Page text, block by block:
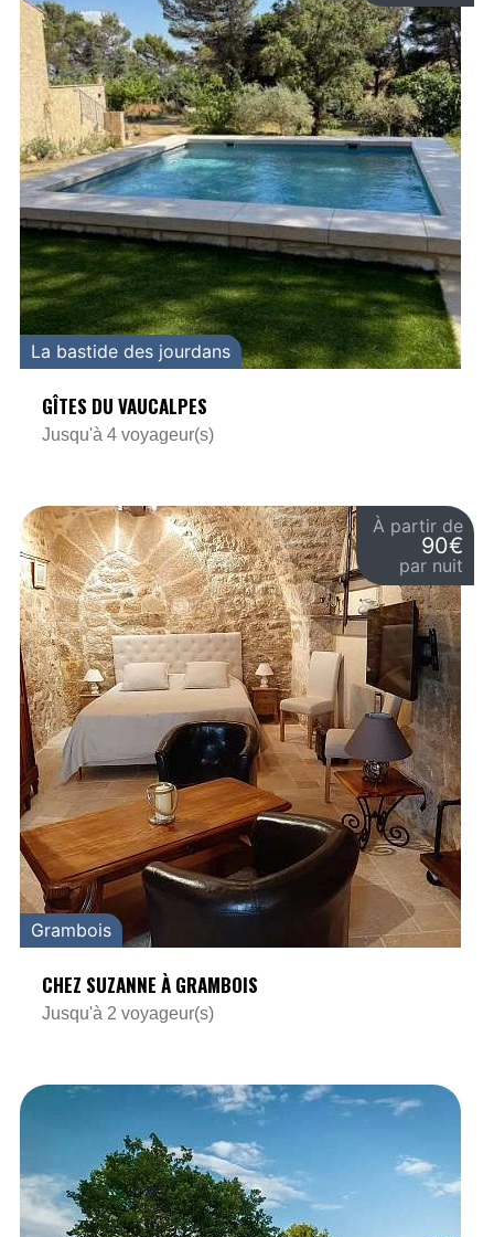
La bastide des jourdans
GÎTES DU VAUCALPES
Jusqu'à 4 voyageur(s)
À partir de
90€
par nuit
Grambois
CHEZ SUZANNE À GRAMBOIS
Jusqu'à 2 voyageur(s)